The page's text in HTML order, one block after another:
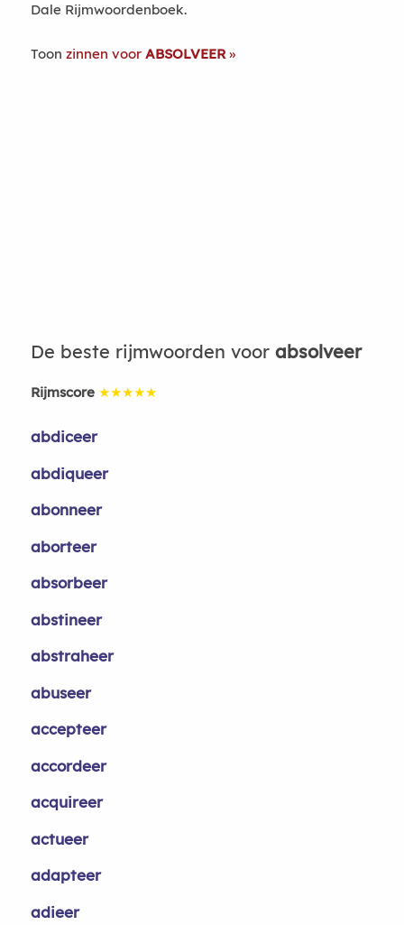
Dale Rijmwoordenboek.
Toon zinnen voor ABSOLVEER
De beste rijmwoorden voor absolveer
Rijmscore ★★★★★
abdiceer
abdiqueer
abonneer
aborteer
absorbeer
abstineer
abstraheer
abuseer
accepteer
accordeer
acquireer
actueer
adapteer
adieer